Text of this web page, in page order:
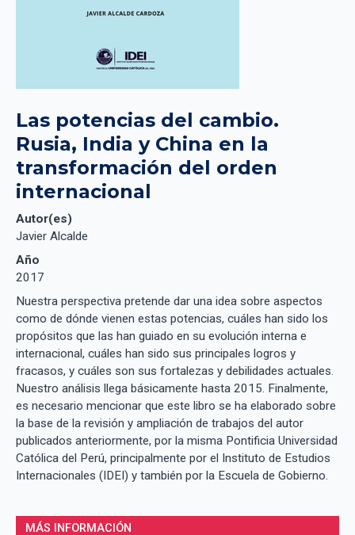
Las potencias del cambio.
Rusia, India y China en la
transformación del orden
internacional
Autor(es)
Javier Alcalde
Año
2017
Nuestra perspectiva pretende dar una idea sobre aspectos
como de dónde vienen estas potencias, cuáles han sido los
propósitos que las han guiado en su evolución interna e
internacional, cuáles han sido sus principales logros y
fracasos, y cuáles son sus fortalezas y debilidades actuales.
Nuestro análisis llega básicamente hasta 2015. Finalmente,
es necesario mencionar que este libro se ha elaborado sobre
la base de la revisión y ampliación de trabajos del autor
publicados anteriormente, por la misma Pontificia Universidad
Católica del Perú, principalmente por el Instituto de Estudios
Internacionales (IDEI) y también por la Escuela de Gobierno.
MÁS INFORMACIÓN